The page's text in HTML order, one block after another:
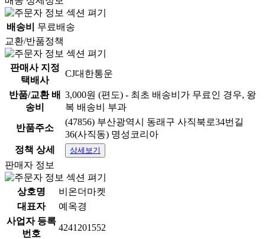
배송비
무료배송
교환/반품정책
판매사 지정
택배사
CJ대한통운
반품/교환 배
송비
3,000원 (편도) - 최초 배송비가 무료인 경우, 왕
복 배송비 부과
반품주소
(47856) 부산광역시 동래구 사직북로34번길
36(사직동) 명성코리아
정책 상세
상세보기
판매자 정보
상호명
비온더마켓
대표자
예옥경
사업자 등록
번호
4241201552